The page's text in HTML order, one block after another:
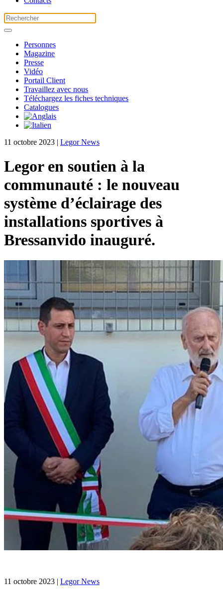
Personnes
Magazine
Presse
Vidéo
Portail Client
Travaillez avec nous
Téléchargez les fiches techniques
Catalogues
11 octobre 2023 | Legor News
Legor en soutien à la
communauté : le nouveau
système d’éclairage des
installations sportives à
Bressanvido inauguré.
11 octobre 2023 | Legor News